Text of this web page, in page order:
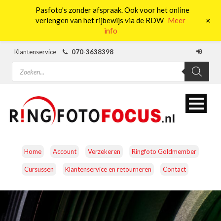
Klantenservice
070-3638398
Producten
zoeken
Home Account Verzekeren Ringfoto Goldmember
Cursussen Klantenservice en retourneren Contact
CAMERA’S OBJECTIEVEN ACCESSOIRES
Pasfoto's zonder afspraak. Ook voor het online
verlengen van het rijbewijs via de RDW Meer
info
+